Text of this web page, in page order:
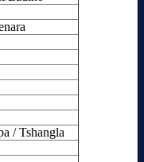
/ Tshangla